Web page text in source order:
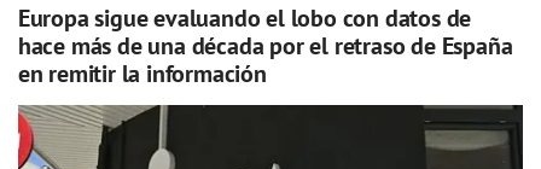
Europa sigue evaluando el lobo con datos de
hace más de una década por el retraso de España
en remitir la información